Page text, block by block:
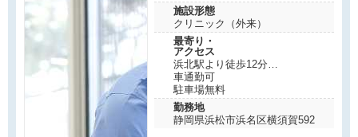
施設形態
クリニック（外来）
最寄り・
アクセス
浜北駅より徒歩12分
車通勤可
駐車場無料
勤務地
静岡県浜松市浜名区横須賀592